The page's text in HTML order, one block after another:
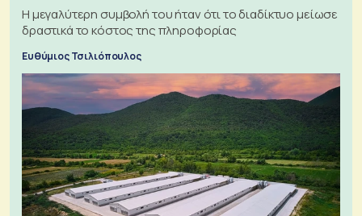
Η μεγαλύτερη συμβολή του ήταν ότι το διαδίκτυο μείωσε
δραστικά το κόστος της πληροφορίας
Ευθύμιος Τσιλιόπουλος